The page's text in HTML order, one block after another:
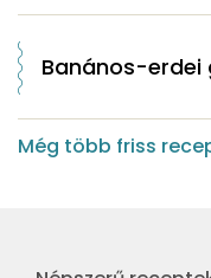
Banános-
Még több friss